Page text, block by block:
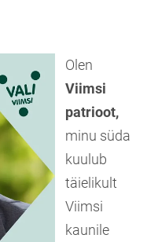
Olen
Viimsi
patrioot,
minu süda
kuulub
täielikult
Viimsi
kaunile